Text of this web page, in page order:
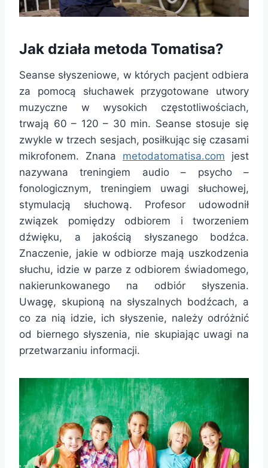
Jak działa metoda Tomatisa?
Seanse słyszeniowe, w których pacjent odbiera
za pomocą słuchawek przygotowane utwory
muzyczne w wysokich częstotliwościach,
trwają 60 – 120 – 30 min. Seanse stosuje się
zwykle w trzech sesjach, posiłkując się czasami
mikrofonem. Znana metodatomatisa.com jest
nazywana treningiem audio – psycho –
fonologicznym, treningiem uwagi słuchowej,
stymulacją słuchową. Profesor udowodnił
związek pomiędzy odbiorem i tworzeniem
dźwięku, a jakością słyszanego bodźca.
Znaczenie, jakie w odbiorze mają uszkodzenia
słuchu, idzie w parze z odbiorem świadomego,
nakierunkowanego na odbiór słyszenia.
Uwagę, skupioną na słyszalnych bodźcach, a
co za nią idzie, ich słyszenie, należy odróżnić
od biernego słyszenia, nie skupiając uwagi na
przetwarzaniu informacji.